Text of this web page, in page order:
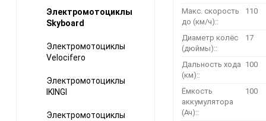
Электромотоциклы
Skyboard
Электромотоциклы
Velocifero
Электромотоциклы
IKINGI
Электромотоциклы
Макс. скорость
до (км/ч)::
110
Диаметр колёс
(дюймы)::
17
Дальность хода
(км)::
100
Ёмкость
аккумулятора
(Ач)::
100